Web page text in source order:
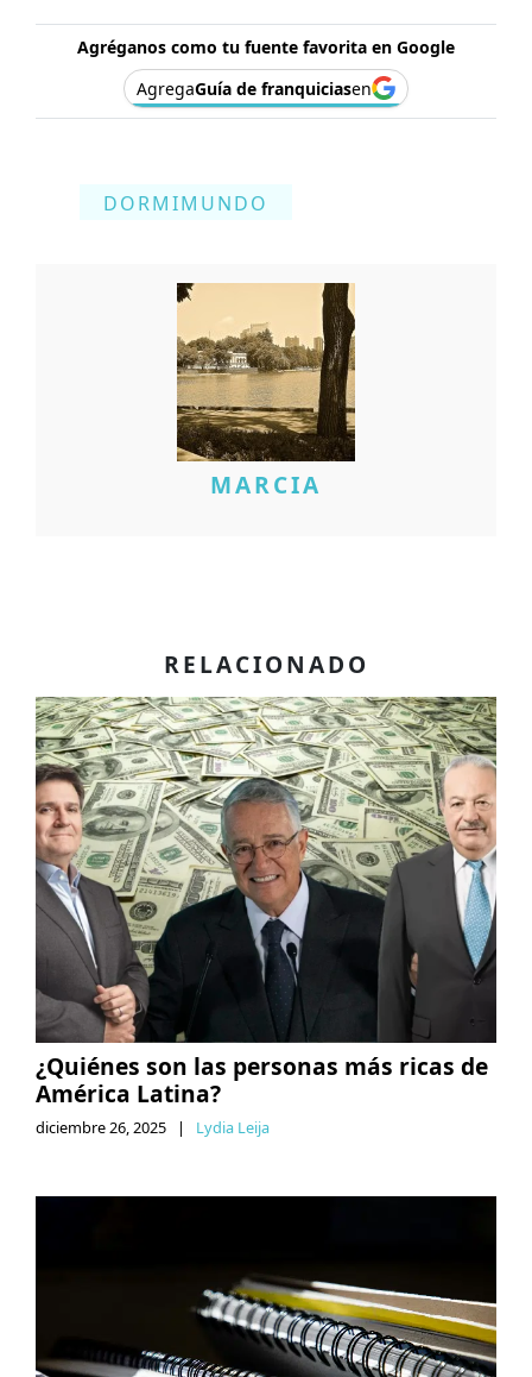
Agréganos como tu fuente favorita en Google
AgregaGuía de franquiciasen
DORMIMUNDO
MARCIA
RELACIONADO
¿Quiénes son las personas más ricas de
América Latina?
diciembre 26, 2025 | Lydia Leija